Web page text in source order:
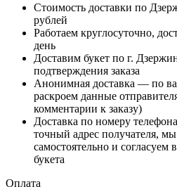
Стоимость доставки по
рублей
Работаем круглосуточно,
день
Доставим букет по г.
подтверждения заказа
Анонимная доставка — по
раскроем данные
комментарии к заказу)
Доставка по номеру
точный адрес получателя,
самостоятельно и согласуем
букета
Оплата